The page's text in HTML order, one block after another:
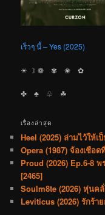
เร็วๆ นี้ – Yes (2025)
☀︎ ☽ ❁ ✾ ❀ ✿
✤ ♣︎ ♧ ☘︎
เรื่องล่าสุด
Heel (2025) ล่ามไว้ให้เ
Opera (1987) จ้องเชือด
Proud (2026) Ep.6-8
[2465]
Soulm8te (2026) หุ่นค
Leviticus (2026) รักร้า